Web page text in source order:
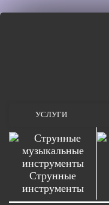
УСЛУГИ
Струнные
инструменты